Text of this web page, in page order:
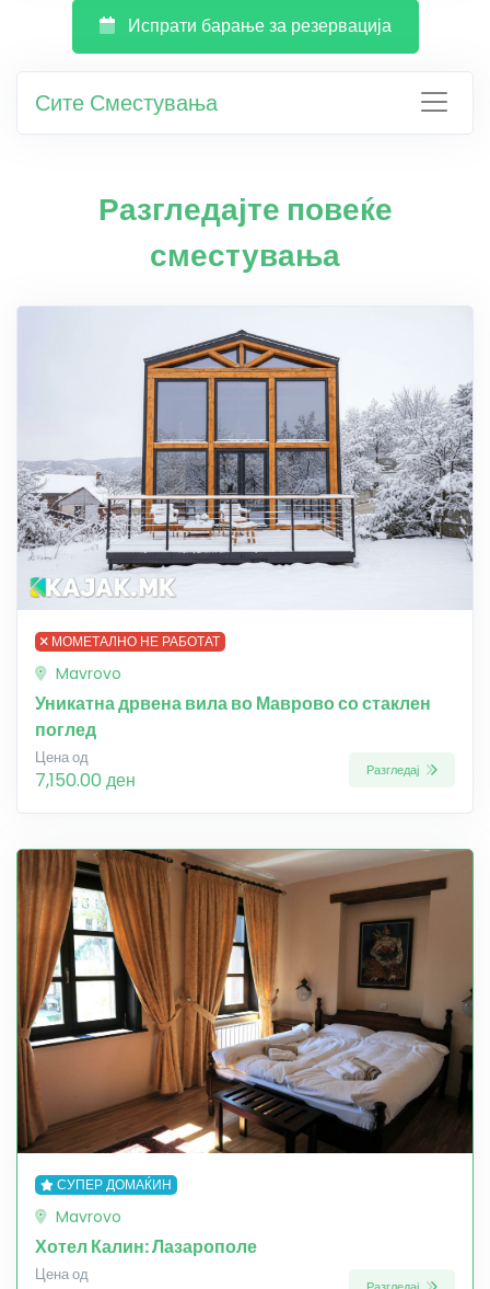
Испрати барање за резервација
Сите Сместувања
Разгледајте повеќе
сместувања
МОМЕТАЛНО НЕ РАБОТАТ
Mavrovo
Уникатна дрвена вила во Маврово со стаклен
поглед
Цена од
7,150.00 ден Разгледај
СУПЕР ДОМАЌИН
Mavrovo
Хотел Калин: Лазарополе
Цена од